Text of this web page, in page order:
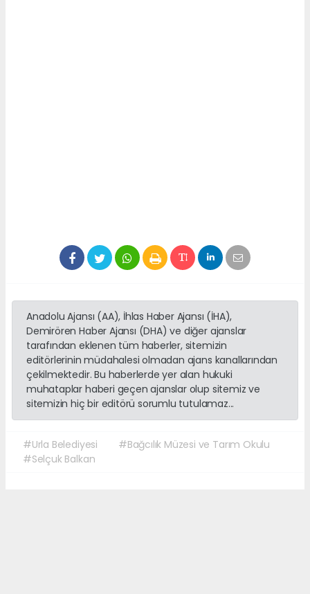
Anadolu Ajansı (AA), İhlas Haber Ajansı (İHA),
Demirören Haber Ajansı (DHA) ve diğer ajanslar
tarafından eklenen tüm haberler, sitemizin
editörlerinin müdahalesi olmadan ajans kanallarından
çekilmektedir. Bu haberlerde yer alan hukuki
muhataplar haberi geçen ajanslar olup sitemiz ve
sitemizin hiç bir editörü sorumlu tutulamaz...
#Urla Belediyesi
#Bağcılık Müzesi ve Tarım Okulu
#Selçuk Balkan